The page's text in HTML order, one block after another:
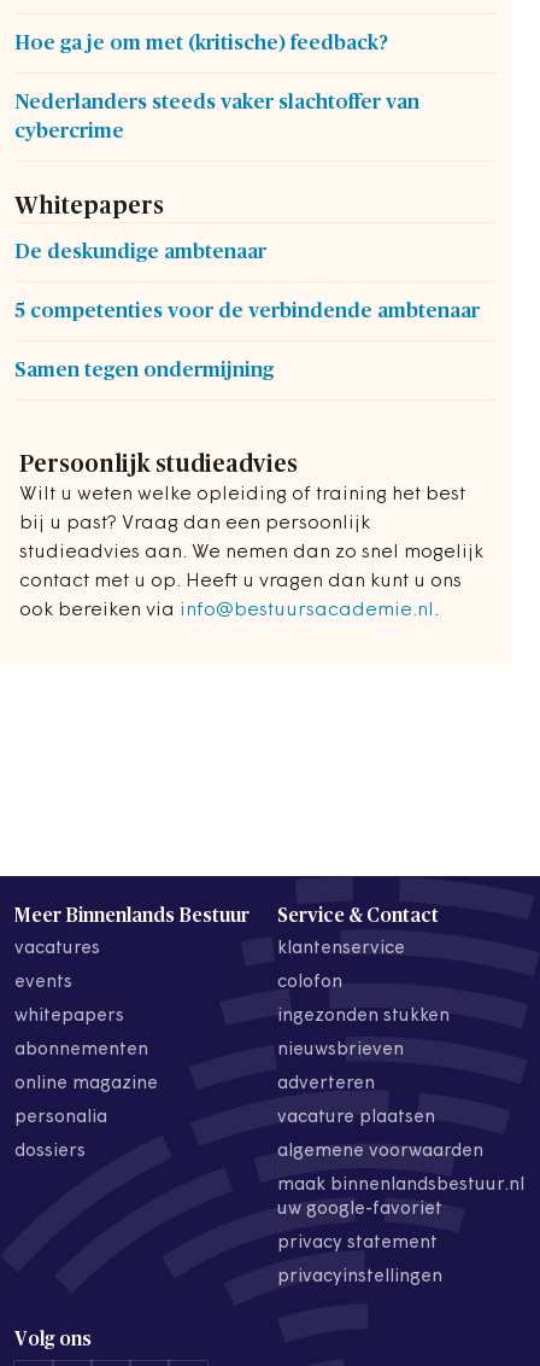
Hoe ga je om met (kritische) feedback?
Nederlanders steeds vaker slachtoffer van
cybercrime
Whitepapers
De deskundige ambtenaar
5 competenties voor de verbindende ambtenaar
Samen tegen ondermijning
Persoonlijk studieadvies
Wilt u weten welke opleiding of training het best
bij u past? Vraag dan een persoonlijk
studieadvies aan. We nemen dan zo snel mogelijk
contact met u op. Heeft u vragen dan kunt u ons
ook bereiken via info@bestuursacademie.nl .
Meer Binnenlands Bestuur
vacatures
events
whitepapers
abonnementen
online magazine
personalia
dossiers
Service & Contact
klantenservice
colofon
ingezonden stukken
nieuwsbrieven
adverteren
vacature plaatsen
algemene voorwaarden
maak binnenlandsbestuur.nl
uw google-favoriet
privacy statement
privacyinstellingen
Volg ons